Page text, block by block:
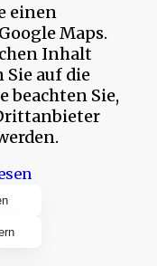
einen
Maps.
Inhalt
auf die
beachten Sie,